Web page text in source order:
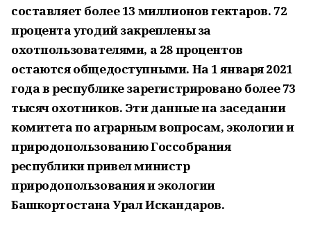
составляет более 13 миллионов гектаров. 72
процента угодий закреплены за
охотпользователями, а 28 процентов
остаются общедоступными. На 1 января 2021
года в республике зарегистрировано более 73
тысяч охотников. Эти данные на заседании
комитета по аграрным вопросам, экологии и
природопользованию Госсобрания
республики привел министр
природопользования и экологии
Башкортостана Урал Искандаров.